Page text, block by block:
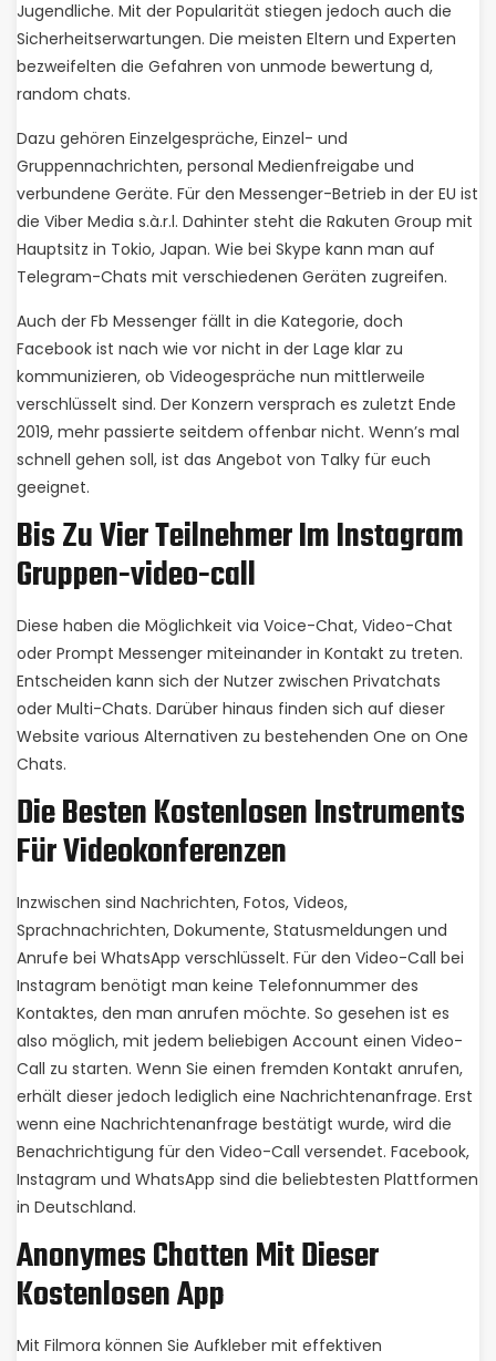
Jugendliche. Mit der Popularität stiegen jedoch auch die
Sicherheitserwartungen. Die meisten Eltern und Experten
bezweifelten die Gefahren von unmode bewertung d,
random chats.
Dazu gehören Einzelgespräche, Einzel- und
Gruppennachrichten, personal Medienfreigabe und
verbundene Geräte. Für den Messenger-Betrieb in der EU ist
die Viber Media s.à.r.l. Dahinter steht die Rakuten Group mit
Hauptsitz in Tokio, Japan. Wie bei Skype kann man auf
Telegram-Chats mit verschiedenen Geräten zugreifen.
Auch der Fb Messenger fällt in die Kategorie, doch
Facebook ist nach wie vor nicht in der Lage klar zu
kommunizieren, ob Videogespräche nun mittlerweile
verschlüsselt sind. Der Konzern versprach es zuletzt Ende
2019, mehr passierte seitdem offenbar nicht. Wenn’s mal
schnell gehen soll, ist das Angebot von Talky für euch
geeignet.
Bis Zu Vier Teilnehmer Im Instagram
Gruppen-video-call
Diese haben die Möglichkeit via Voice-Chat, Video-Chat
oder Prompt Messenger miteinander in Kontakt zu treten.
Entscheiden kann sich der Nutzer zwischen Privatchats
oder Multi-Chats. Darüber hinaus finden sich auf dieser
Website various Alternativen zu bestehenden One on One
Chats.
Die Besten Kostenlosen Instruments
Für Videokonferenzen
Inzwischen sind Nachrichten, Fotos, Videos,
Sprachnachrichten, Dokumente, Statusmeldungen und
Anrufe bei WhatsApp verschlüsselt. Für den Video-Call bei
Instagram benötigt man keine Telefonnummer des
Kontaktes, den man anrufen möchte. So gesehen ist es
also möglich, mit jedem beliebigen Account einen Video-
Call zu starten. Wenn Sie einen fremden Kontakt anrufen,
erhält dieser jedoch lediglich eine Nachrichtenanfrage. Erst
wenn eine Nachrichtenanfrage bestätigt wurde, wird die
Benachrichtigung für den Video-Call versendet. Facebook,
Instagram und WhatsApp sind die beliebtesten Plattformen
in Deutschland.
Anonymes Chatten Mit Dieser
Kostenlosen App
Mit Filmora können Sie Aufkleber mit effektiven